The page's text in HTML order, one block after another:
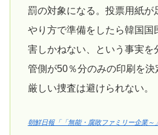
罰の対象になる。投票用紙が
やり方で準備をしたら韓国国
害しかねない、という事実を
管側が50％分のみの印刷を決
厳しい捜査は避けられない。
朝鮮日報「「無能・腐敗ファミリー企業～